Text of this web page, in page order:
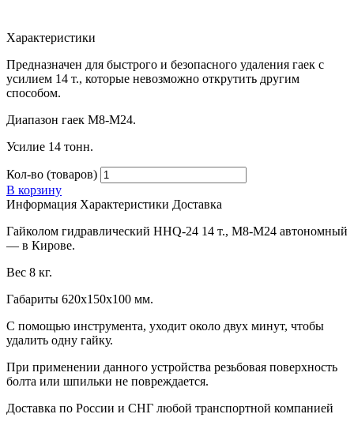
Характеристики
Предназначен для быстрого и безопасного удаления гаек с
усилием 14 т., которые невозможно открутить другим
способом.
Диапазон гаек М8-М24.
Усилие 14 тонн.
Кол-во (товаров)
В корзину
Информация Характеристики Доставка
Гайколом гидравлический HHQ-24 14 т., М8-М24 автономный
— в Кирове.
Вес 8 кг.
Габариты 620х150х100 мм.
С помощью инструмента, уходит около двух минут, чтобы
удалить одну гайку.
При применении данного устройства резьбовая поверхность
болта или шпильки не повреждается.
Доставка по России и СНГ любой транспортной компанией